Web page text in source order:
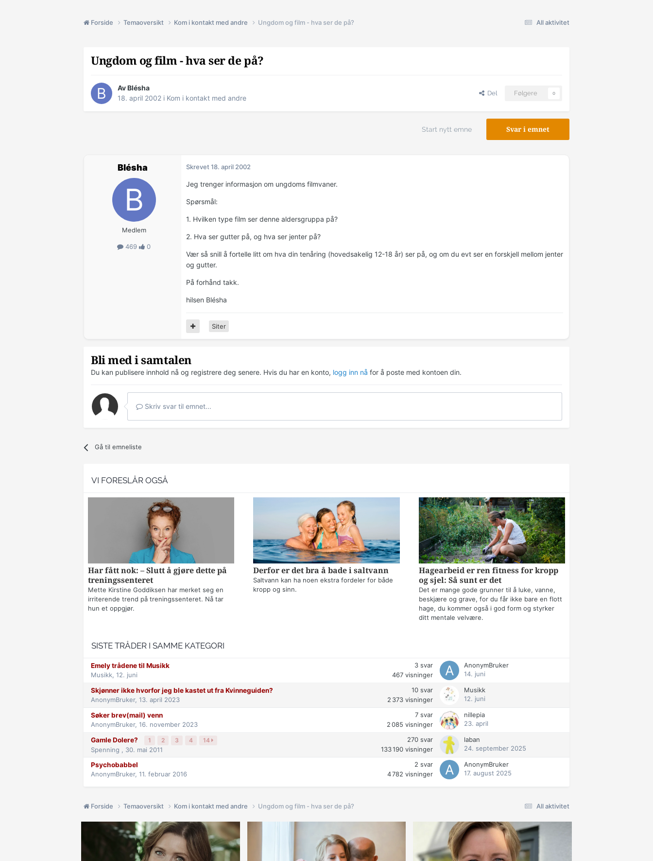
All aktivitet
Forside Temaoversikt Kom i kontakt med andre Ungdom og film - hva ser de på?
Ungdom og film - hva ser de på?
Av Blésha
18. april 2002 i Kom i kontakt med andre
Del Følgere 0
Svar i emnet
Start nytt emne
Blésha
Medlem
469 0
Skrevet18. april 2002
Jeg trenger informasjon om ungdoms filmvaner.
Spørsmål:
1. Hvilken type film ser denne aldersgruppa på?
2. Hva ser gutter på, og hva ser jenter på?
Vær så snill å fortelle litt om hva din tenåring (hovedsakelig 12-18 år) ser på, og om du evt ser en forskjell mellom jenter
og gutter.
På forhånd takk.
hilsen Blésha
Siter
Bli med i samtalen
Du kan publisere innhold nå og registrere deg senere. Hvis du har en konto, logg inn nå for å poste med kontoen din.
Skriv svar til emnet...
Gå til emneliste
VI FORESLÅR OGSÅ
Har fått nok: – Slutt å gjøre dette på
treningssenteret
Mette Kirstine Goddiksen har merket seg en
irriterende trend på treningssenteret. Nå tar
hun et oppgjør.
Derfor er det bra å bade i saltvann
Saltvann kan ha noen ekstra fordeler for både
kropp og sinn.
Hagearbeid er ren fitness for kropp
og sjel: Så sunt er det
Det er mange gode grunner til å luke, vanne,
beskjære og grave, for du får ikke bare en flott
hage, du kommer også i god form og styrker
ditt mentale velvære.
SISTE TRÅDER I SAMME KATEGORI
Emely trådene til Musikk
Musikk, 12. juni
3 svar
467 visninger
AnonymBruker
14. juni
Skjønner ikke hvorfor jeg ble kastet ut fra Kvinneguiden?
AnonymBruker, 13. april 2023
10 svar
2 373 visninger
Musikk
12. juni
Søker brev(mail) venn
AnonymBruker, 16. november 2023
7 svar
2 085 visninger
nillepia
23. april
Gamle Dolere? 1 2 3 4 14
Spenning , 30. mai 2011
270 svar
133 190 visninger
laban
24. september 2025
Psychobabbel
AnonymBruker, 11. februar 2016
2 svar
4 782 visninger
AnonymBruker
17. august 2025
All aktivitet
Forside Temaoversikt Kom i kontakt med andre Ungdom og film - hva ser de på?